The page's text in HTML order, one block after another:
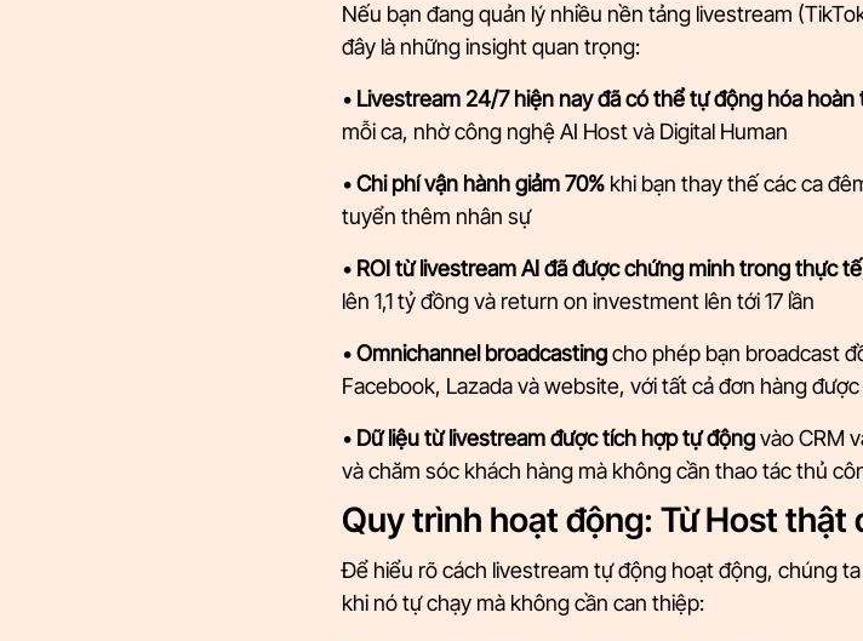
Nếu bạn đang quản lý nhiều nền tảng livestream
đây là những insight quan trọng:
• Livestream 24/7 hiện nay đã có thể tự động hóa hoàn
mỗi ca, nhờ công nghệ AI Host và Digital Human
• Chi phí vận hành giảm 70% khi bạn thay thế các ca
tuyển thêm nhân sự
• ROI từ livestream AI đã được chứng minh trong thực tế
lên 1,1 tỷ đồng và return on investment lên tới 17 lần
• Omnichannel broadcasting cho phép bạn broadcast
Facebook, Lazada và website, với tất cả đơn hàng
• Dữ liệu từ livestream được tích hợp tự động vào CRM
và chăm sóc khách hàng mà không cần thao tác thủ
Quy trình hoạt động: Từ Host thật
Để hiểu rõ cách livestream tự động hoạt động, chúng
khi nó tự chạy mà không cần can thiệp: